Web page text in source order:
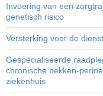
Invoering van een
genetisch risico
Versterking voor de
Gespecialiseerde
chronische bekken-
ziekenhuis